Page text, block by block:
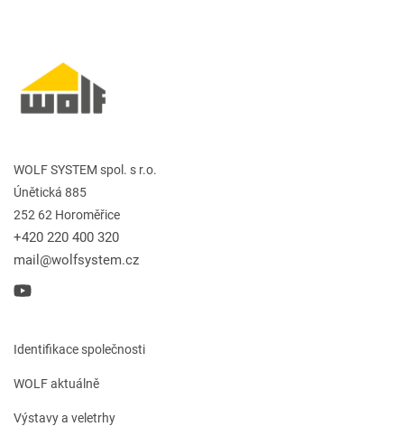
WOLF SYSTEM spol. s r.o.
Únětická 885
252 62 Horoměřice
+420 220 400 320
mail@wolfsystem.cz
Identifikace společnosti
WOLF aktuálně
Výstavy a veletrhy